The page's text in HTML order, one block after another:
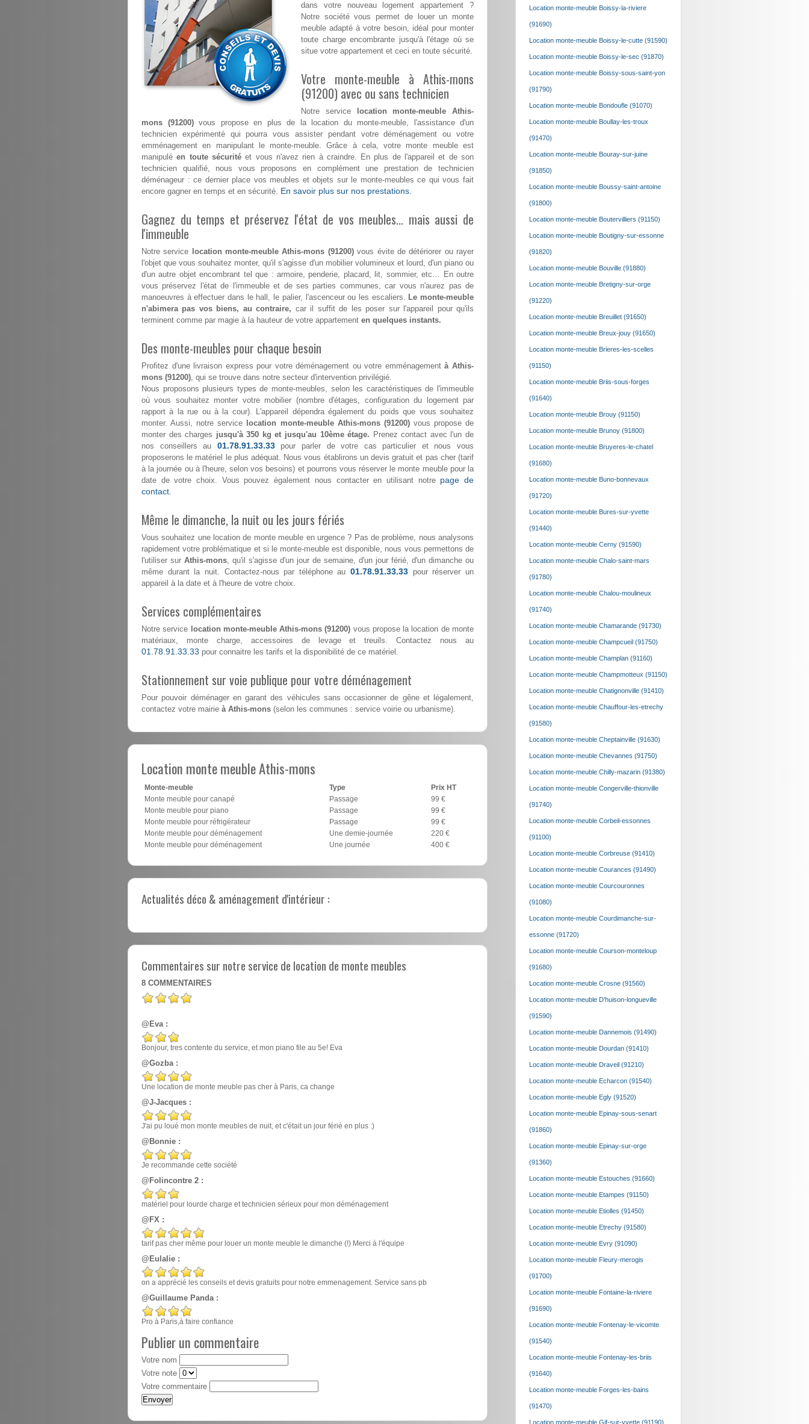
dans votre nouveau logement appartement ?
Notre société vous permet de louer un monte
meuble adapté à votre besoin, idéal pour monter
toute charge encombrante jusqu'à l'étage où se
situe votre appartement et ceci en toute sécurité.
Votre monte-meuble à Athis-mons
(91200) avec ou sans technicien
Notre service
location monte-meuble Athis-
mons (91200)vous propose en plus de la location du monte-meuble, l'assistance d'un
technicien expérimenté qui pourra vous assister pendant votre déménagement ou votre
emménagement en manipulant le monte-meuble. Grâce à cela, votre monte meuble est
manipuléen toute sécuritéet vous n'avez rien à craindre. En plus de l'appareil et de son
technicien qualifié, nous vous proposons en complément une prestation de technicien
déménageur : ce dernier place vos meubles et objets sur le monte-meubles ce qui vous fait
encore gagner en temps et en sécurité. En savoir plus sur nos prestations.
Gagnez du temps et préservez l'état de vos meubles... mais aussi de
l'immeuble
Notre service location monte-meuble Athis-mons (91200)vous évite de détériorer ou rayer
l'objet que vous souhaitez monter, qu'il s'agisse d'un mobilier volumineux et lourd, d'un piano ou
d'un autre objet encombrant tel que : armoire, penderie, placard, lit, sommier, etc… En outre
vous préservez l'état de l'immeuble et de ses parties communes, car vous n'aurez pas de
manoeuvres à effectuer dans le hall, le palier, l'ascenceur ou les escaliers. Le monte-meuble
n'abimera pas vos biens, au contraire, car il suffit de les poser sur l'appareil pour qu'ils
terminent comme par magie à la hauteur de votre appartement en quelques instants.
Des monte-meubles pour chaque besoin
Profitez d'une livraison express pour votre déménagement ou votre emménagementà Athis-
mons (91200), qui se trouve dans notre secteur d'intervention privilégié.
Nous proposons plusieurs types de monte-meubles, selon les caractéristiques de l'immeuble
où vous souhaitez monter votre mobilier (nombre d'étages, configuration du logement par
rapport à la rue ou à la cour). L'appareil dépendra également du poids que vous souhaitez
monter. Aussi, notre service
location monte-meuble Athis-mons (91200)vous propose de
monter des charges jusqu'à 350 kg et jusqu'au 10ème étage. Prenez contact avec l'un de
nos conseillers au 01.78.91.33.33pour parler de votre cas particulier et nous vous
proposerons le matériel le plus adéquat. Nous vous établirons un devis gratuit et pas cher (tarif
à la journée ou à l'heure, selon vos besoins) et pourrons vous réserver le monte meuble pour la
date de votre choix. Vous pouvez également nous contacter en utilisant notre page de
contact.
Même le dimanche, la nuit ou les jours fériés
Vous souhaitez une location de monte meuble en urgence ? Pas de problème, nous analysons
rapidement votre problématique et si le monte-meuble est disponible, nous vous permettons de
l'utiliser sur Athis-mons, qu'il s'agisse d'un jour de semaine, d'un jour férié, d'un dimanche ou
même durant la nuit. Contactez-nous par téléphone au01.78.91.33.33 pour réserver un
appareil à la date et à l'heure de votre choix.
Services complémentaires
Notre service location monte-meuble Athis-mons (91200) vous propose la location de monte
matériaux, monte charge, accessoires de levage et treuils. Contactez nous au
01.78.91.33.33 pour connaitre les tarifs et la disponibilité de ce matériel.
Stationnement sur voie publique pour votre déménagement
Pour pouvoir déménager en garant des véhicules sans occasionner de gêne et légalement,
contactez votre mairie à Athis-mons (selon les communes : service voirie ou urbanisme).
Location monte meuble Athis-mons
Monte-meuble Type
Prix HT
Monte meuble pour canapé
Passage
99 €
Monte meuble pour piano
Passage
99 €
Monte meuble pour réfrigérateur
Passage
99 €
Monte meuble pour déménagement
Une demie-journée
220 €
Monte meuble pour déménagement
Une journée 400 €
Actualités déco & aménagement d'intérieur :
Commentaires sur notre service de location de monte meubles
8 COMMENTAIRES
@Eva :
Bonjour, tres contente du service, et mon piano file au 5e! Eva
@Gozba :
Une location de monte meuble pas cher à Paris, ca change
@J-Jacques :
J'ai pu loué mon monte meubles de nuit, et c'était un jour férié en plus :)
@Bonnie :
Je recommande cette société
@Folincontre 2 :
matériel pour lourde charge et technicien sérieux pour mon déménagement
@FX :
tarif pas cher même pour louer un monte meuble le dimanche (!) Merci à l'équipe
@Eulalie :
on a apprécié les conseils et devis gratuits pour notre emmenagement. Service sans pb
@Guillaume Panda :
Pro à Paris,à faire confiance
Publier un commentaire
Votre nom
Votre note
Votre commentaire
Location monte-meuble Boissy-la-riviere
(91690)
Location monte-meuble Boissy-le-cutte (91590)
Location monte-meuble Boissy-le-sec (91870)
Location monte-meuble Boissy-sous-saint-yon
(91790)
Location monte-meuble Bondoufle (91070)
Location monte-meuble Boullay-les-troux
(91470)
Location monte-meuble Bouray-sur-juine
(91850)
Location monte-meuble Boussy-saint-antoine
(91800)
Location monte-meuble Boutervilliers (91150)
Location monte-meuble Boutigny-sur-essonne
(91820)
Location monte-meuble Bouville (91880)
Location monte-meuble Bretigny-sur-orge
(91220)
Location monte-meuble Breuillet (91650)
Location monte-meuble Breux-jouy (91650)
Location monte-meuble Brieres-les-scelles
(91150)
Location monte-meuble Briis-sous-forges
(91640)
Location monte-meuble Brouy (91150)
Location monte-meuble Brunoy (91800)
Location monte-meuble Bruyeres-le-chatel
(91680)
Location monte-meuble Buno-bonnevaux
(91720)
Location monte-meuble Bures-sur-yvette
(91440)
Location monte-meuble Cerny (91590)
Location monte-meuble Chalo-saint-mars
(91780)
Location monte-meuble Chalou-moulineux
(91740)
Location monte-meuble Chamarande (91730)
Location monte-meuble Champcueil (91750)
Location monte-meuble Champlan (91160)
Location monte-meuble Champmotteux (91150)
Location monte-meuble Chatignonville (91410)
Location monte-meuble Chauffour-les-etrechy
(91580)
Location monte-meuble Cheptainville (91630)
Location monte-meuble Chevannes (91750)
Location monte-meuble Chilly-mazarin (91380)
Location monte-meuble Congerville-thionville
(91740)
Location monte-meuble Corbeil-essonnes
(91100)
Location monte-meuble Corbreuse (91410)
Location monte-meuble Courances (91490)
Location monte-meuble Courcouronnes
(91080)
Location monte-meuble Courdimanche-sur-
essonne (91720)
Location monte-meuble Courson-monteloup
(91680)
Location monte-meuble Crosne (91560)
Location monte-meuble D'huison-longueville
(91590)
Location monte-meuble Dannemois (91490)
Location monte-meuble Dourdan (91410)
Location monte-meuble Draveil (91210)
Location monte-meuble Echarcon (91540)
Location monte-meuble Egly (91520)
Location monte-meuble Epinay-sous-senart
(91860)
Location monte-meuble Epinay-sur-orge
(91360)
Location monte-meuble Estouches (91660)
Location monte-meuble Etampes (91150)
Location monte-meuble Etiolles (91450)
Location monte-meuble Etrechy (91580)
Location monte-meuble Evry (91090)
Location monte-meuble Fleury-merogis
(91700)
Location monte-meuble Fontaine-la-riviere
(91690)
Location monte-meuble Fontenay-le-vicomte
(91540)
Location monte-meuble Fontenay-les-briis
(91640)
Location monte-meuble Forges-les-bains
(91470)
Location monte-meuble Gif-sur-yvette (91190)